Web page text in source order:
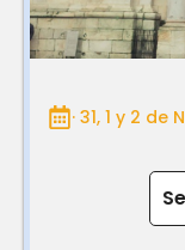
· 31, 1 y 2 de